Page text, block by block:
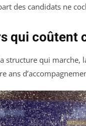
des candidats ne
qui coûtent
structure qui marche,
ans